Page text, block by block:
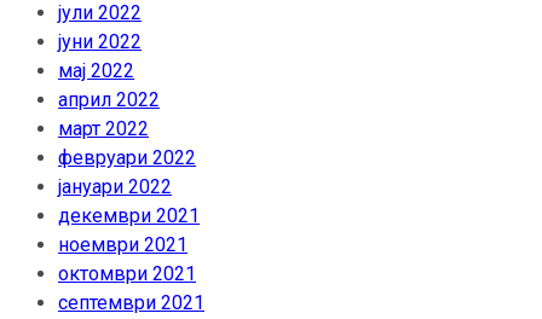
јули 2022
јуни 2022
мај 2022
април 2022
март 2022
февруари 2022
јануари 2022
декември 2021
ноември 2021
октомври 2021
септември 2021